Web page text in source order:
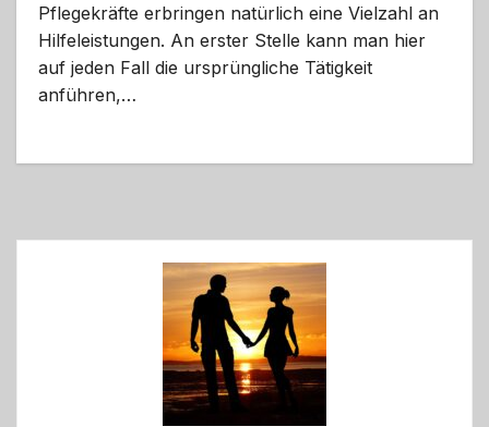
Pflegekräfte erbringen natürlich eine Vielzahl an
Hilfeleistungen. An erster Stelle kann man hier
auf jeden Fall die ursprüngliche Tätigkeit
anführen,…